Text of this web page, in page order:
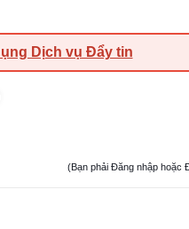
Dịch vụ Đẩy tin
(Bạn phải Đăng nhập hoặc